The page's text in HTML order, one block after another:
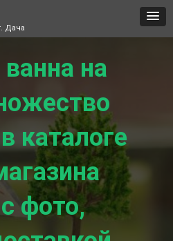
Дача
на
каталоге
фото,